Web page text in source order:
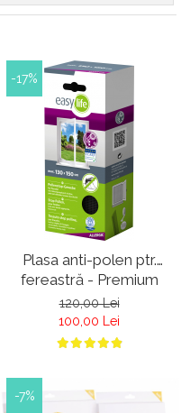
-17%
Plasa anti-polen ptr.
fereastră - Premium
Allergic Pro - antracit -
Plasa anti polen
120,00 Lei
100,00 Lei
-7%